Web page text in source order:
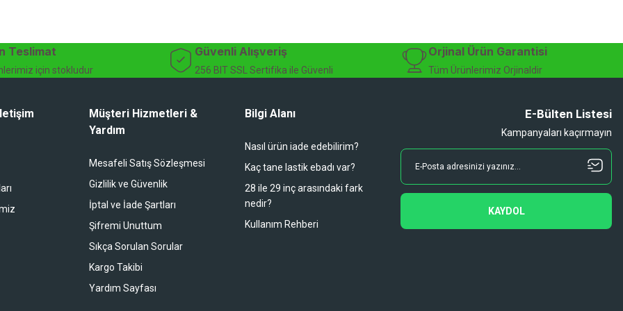
duruyor koltuk zaten full konfor
alışveriş yapacağım
bir alışveriş oldu. Teşekkürler.
Teslimat
için stokludur
Güvenli Alışveriş
256 BIT SSL Sertifika ile Güvenli
Orjinal Ürün Garantisi
Tüm Ürünlerimiz Orjinaldir
Müşteri Hizmetleri &
Yardım
Mesafeli Satış Sözleşmesi
Gizlilik ve Güvenlik
İptal ve İade Şartları
Şifremi Unuttum
Sıkça Sorulan Sorular
Kargo Takibi
Yardım Sayfası
Bilgi Alanı
Nasıl ürün iade edebilirim?
Kaç tane lastik ebadı var?
28 ile 29 inç arasındaki fark
nedir?
Kullanım Rehberi
E-Bülten Listesi
Kampanyaları kaçırmayın
KAYDOL